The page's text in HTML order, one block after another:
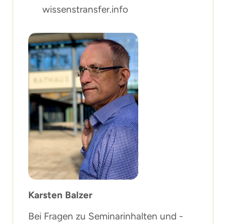
wissenstransfer.info
Karsten Balzer
Bei Fragen zu Seminarinhalten und -